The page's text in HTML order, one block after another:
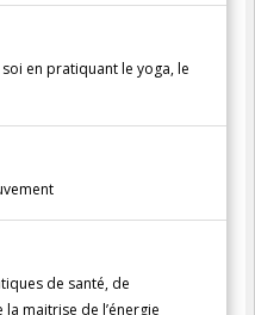
en pratiquant le yoga, le
de santé, de
maitrise de l’énergie